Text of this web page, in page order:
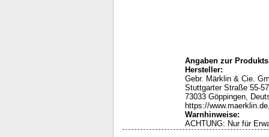
Angaben zur
Hersteller:
Gebr. Märklin & Cie.
Stuttgarter Straße 55-57
73033 Göppingen,
https://
Warnhinweise:
ACHTUNG: Nur für